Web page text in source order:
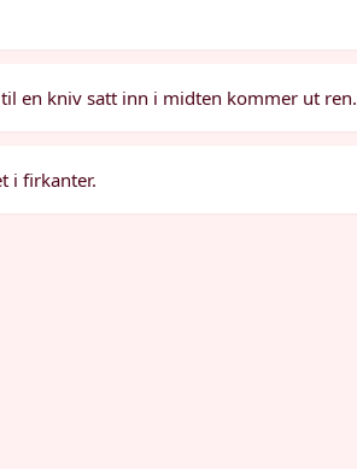
en kniv satt inn i midten kommer ut ren.
i firkanter.